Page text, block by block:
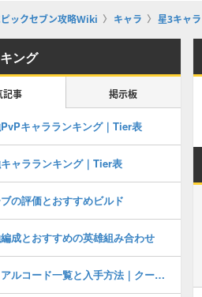
ックセブン攻略Wiki キャラ 星3キャラ
ング
記事 掲示板
キャラランキング｜Tier表
ャラランキング｜Tier表
の評価とおすすめビルド
成とおすすめの英雄組み合わせ
シリアルコード一覧と入手方法｜クーポンはどこに入力する？